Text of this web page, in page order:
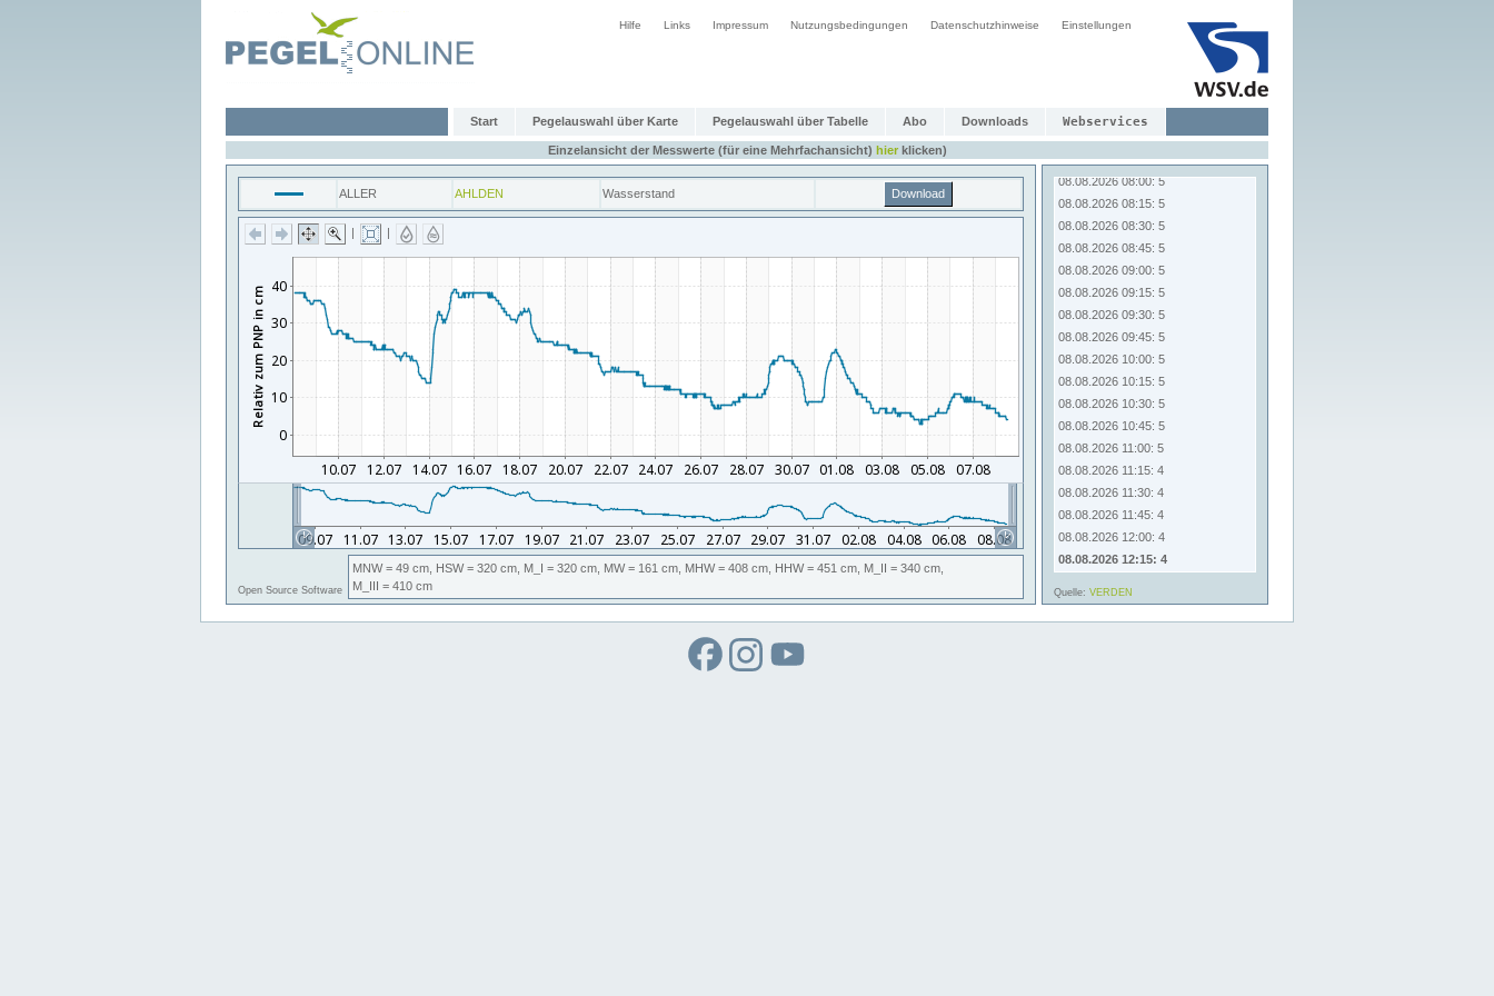
Hilfe Links Impressum Nutzungsbedingungen Datenschutzhinweise Einstellungen
Start Pegelauswahl über Karte Pegelauswahl über Tabelle Abo Downloads Webservices
Einzelansicht der Messwerte (für eine Mehrfachansicht) hierklicken)
ALLER AHLDEN Wasserstand Download
| |
Open Source Software
MNW= 49 cm, HSW= 320 cm, M_I = 320 cm, MW= 161 cm, MHW= 408 cm, HHW= 451 cm, M_II = 340 cm,
M_III = 410 cm
08.08.2026 06:15: 5
08.08.2026 07:15: 5
08.08.2026 07:45: 5
08.08.2026 08:00: 5
08.08.2026 08:15: 5
08.08.2026 08:30: 5
08.08.2026 08:45: 5
08.08.2026 09:00: 5
08.08.2026 09:15: 5
08.08.2026 09:30: 5
08.08.2026 09:45: 5
08.08.2026 10:00: 5
08.08.2026 10:15: 5
08.08.2026 10:30: 5
08.08.2026 10:45: 5
08.08.2026 11:00: 5
08.08.2026 11:15: 4
08.08.2026 11:30: 4
08.08.2026 11:45: 4
08.08.2026 12:00: 4
08.08.2026 12:15: 4
Quelle: VERDEN